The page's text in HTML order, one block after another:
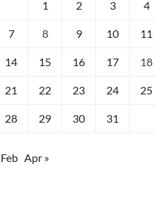
1 2 3 4
7 8 9 10 11
14 15 16 17 18
21 22 23 24 25
28 29 30 31
Apr »